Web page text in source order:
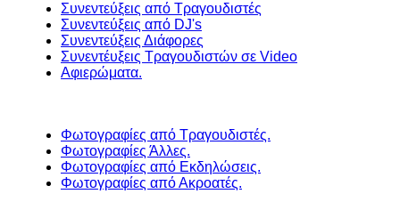
Συνεντεύξεις από Τραγουδιστές
Συνεντεύξεις από DJ's
Συνεντεύξεις Διάφορες
Συνεντέυξεις Τραγουδιστών σε Video
Αφιερώματα.
Φωτογραφίες από Τραγουδιστές.
Φωτογραφίες Άλλες.
Φωτογραφίες από Εκδηλώσεις.
Φωτογραφίες από Ακροατές.